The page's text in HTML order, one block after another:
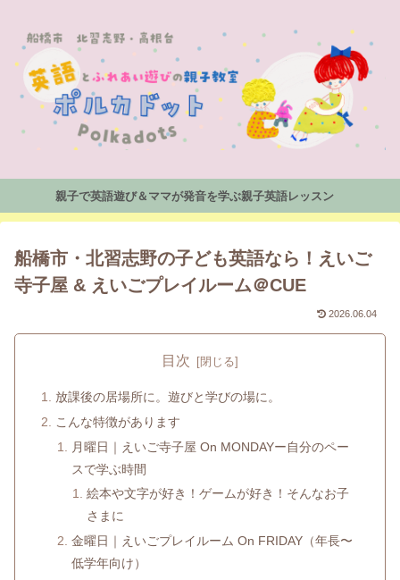
親子で英語遊び＆ママが発音を学ぶ親子英語レッスン
船橋市・北習志野の子ども英語なら！えいご
寺子屋 & えいごプレイルーム＠CUE
2026.06.04
目次
放課後の居場所に。遊びと学びの場に。
こんな特徴があります
月曜日｜えいご寺子屋 On MONDAYー自分のペー
スで学ぶ時間
絵本や文字が好き！ゲームが好き！そんなお子
さまに
金曜日｜えいごプレイルーム On FRIDAY（年長〜
低学年向け）